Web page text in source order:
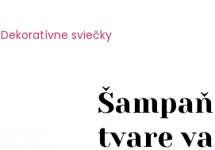
Dekoratívne sviečky
tvare